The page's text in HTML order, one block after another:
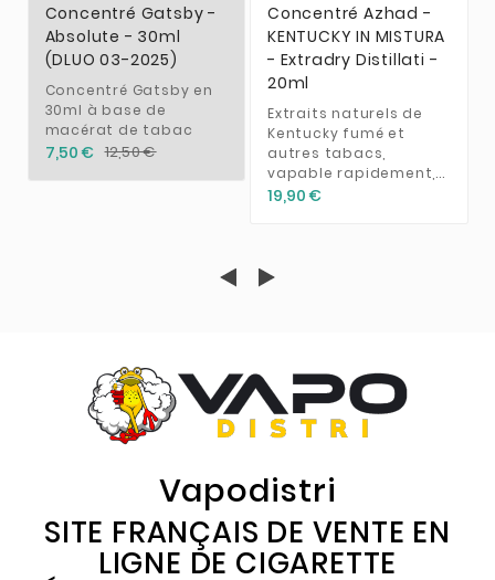
Concentré Gatsby -
Absolute - 30ml
(DLUO 03-2025)
Concentré Gatsby en
30ml à base de
macérat de tabac
7,50 € 12,50 €
Concentré Azhad -
KENTUCKY IN MISTURA
- Extradry Distillati -
20ml
Extraits naturels de
Kentucky fumé et
autres tabacs,
vapable rapidement,...
19,90 €
Vapodistri
SITE FRANÇAIS DE VENTE EN
LIGNE DE CIGARETTE